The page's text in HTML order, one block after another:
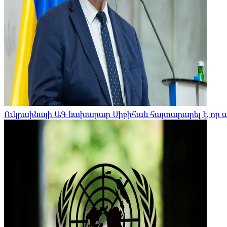
Ուկրաինայի ԱԳ նախարար Սիբիհան հայտարարել է, որ